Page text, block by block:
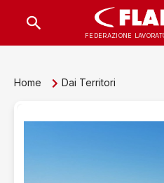
FEDERAZIONE
Home Dai Territori